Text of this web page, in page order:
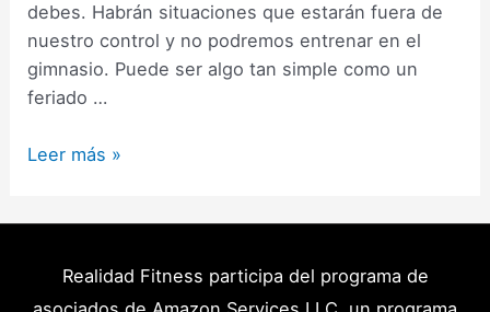
debes. Habrán situaciones que estarán fuera de
nuestro control y no podremos entrenar en el
gimnasio. Puede ser algo tan simple como un
feriado …
Cómo
para
máximos
Leer más »
Realidad Fitness participa del programa de